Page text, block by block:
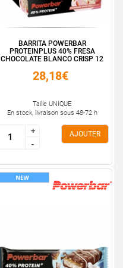
BARRITA POWERBAR
PROTEINPLUS 40% FRESA
CHOCOLATE BLANCO CRISP 12
28,18€
Taille UNIQUE
En stock, livraison sous 48-72 h
+
-
+
-
AJOUTER